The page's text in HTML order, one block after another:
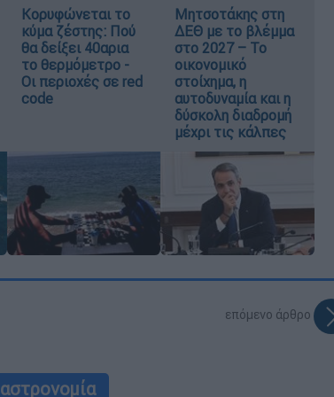
Κορυφώνεται το
κύμα ζέστης: Πού
θα δείξει 40αρια
το θερμόμετρο -
Οι περιοχές σε red
code
Μητσοτάκης στη
ΔΕΘ με το βλέμμα
στο 2027 – Το
οικονομικό
στοίχημα, η
αυτοδυναμία και η
δύσκολη διαδρομή
μέχρι τις κάλπες
επόμενο άρθρο
αστρονομία